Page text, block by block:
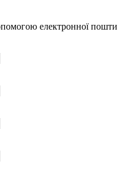
електронної пошти